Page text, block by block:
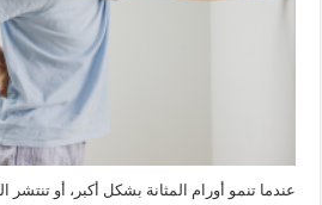
عندما تنمو أورام المثانة بشكل أكبر، أو تنتشر